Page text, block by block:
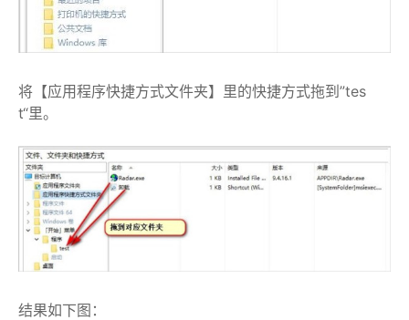
将【应用程序快捷方式文件夹】里的快捷方式拖到”tes
t“里。
结果如下图：